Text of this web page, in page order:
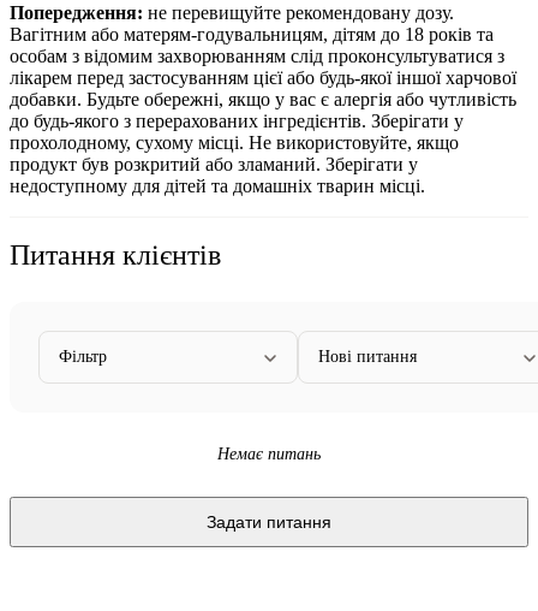
Попередження: не перевищуйте рекомендовану дозу.
Вагітним або матерям-годувальницям, дітям до 18 років та
особам з відомим захворюванням слід проконсультуватися з
лікарем перед застосуванням цієї або будь-якої іншої харчової
добавки. Будьте обережні, якщо у вас є алергія або чутливість
до будь-якого з перерахованих інгредієнтів. Зберігати у
прохолодному, сухому місці. Не використовуйте, якщо
продукт був розкритий або зламаний. Зберігати у
недоступному для дітей та домашніх тварин місці.
Питання клієнтів
Фільтр Нові питання
Немає питань
Задати питання